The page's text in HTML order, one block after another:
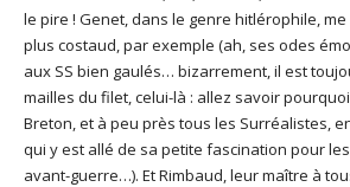
le pire ! Genet, dans le genre hitlérophile,
plus costaud, par exemple (ah, ses odes
aux SS bien gaulés… bizarrement, il est
mailles du filet, celui-là : allez savoir
Breton, et à peu près tous les Surréalistes,
qui y est allé de sa petite fascination pour
avant-guerre…). Et Rimbaud, leur maître à